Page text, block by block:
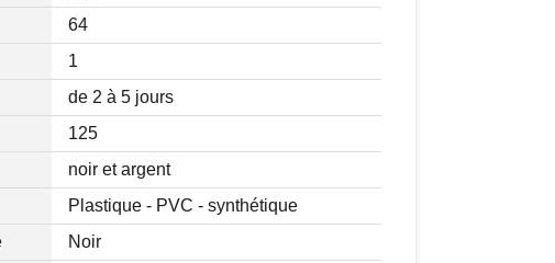
64
1
de 2 à 5 jours
125
noir et argent
Plastique - PVC - synthétique
Noir